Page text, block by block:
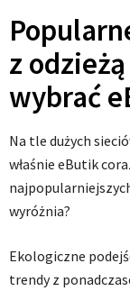
z
wybrać
Na tle dużych
właśnie eButik
wyróżnia?
Ekologiczne
trendy z